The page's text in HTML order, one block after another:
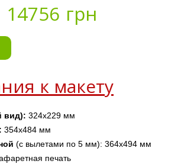
14756 грн
к макету
вид): 324х229 мм
354х484 мм
(с вылетами по 5 мм): 364х494 мм
печать